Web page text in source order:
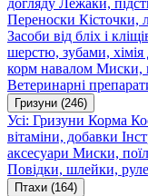
догляду Лежаки,
Переноски Кісточки,
Засоби від бліх і
шерстю, зубами,
корм навалом Миски,
Ветеринарні
Гризуни (246)
Усі: Гризуни Корма
вітаміни, добавки
аксесуари Миски,
Повідки, шлейки,
Птахи (164)